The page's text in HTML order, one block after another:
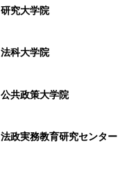
研究大学院
法科大学院
公共政策大学院
法政実務教育研究センター